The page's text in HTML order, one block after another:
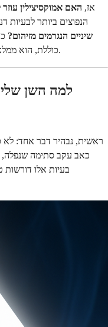
אז, האם אמוקסיצילין עוזר
הנפוצים ביותר לבעיות
שיניים הנגרמים מזיהום?
כוללת, הוא ממלא תפקיד קריטי בהפגת הכאב וחזרה לבריאות.
למה השן שלי
ראשית, נבהיר דבר אחד: לא
כאב עקב סתימה שנפלה,
בעיות אלו דורשות